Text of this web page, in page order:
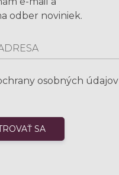
odber noviniek.
osobných údajov